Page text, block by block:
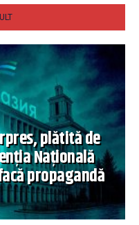
plătită de
Națională
propagandă